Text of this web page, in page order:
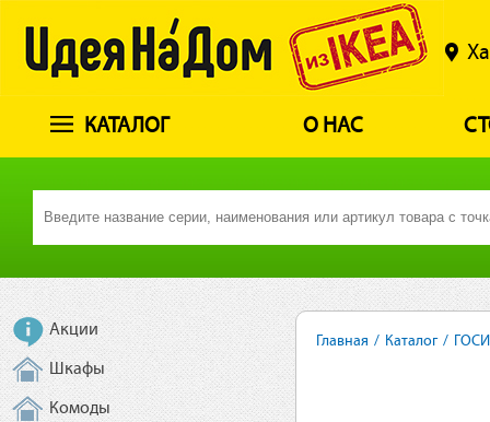
КАТАЛОГ О НАС
Акции
Шкафы
Комоды
Главная / Каталог /